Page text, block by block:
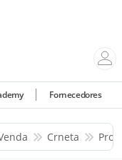
Fornecedores
Crneta